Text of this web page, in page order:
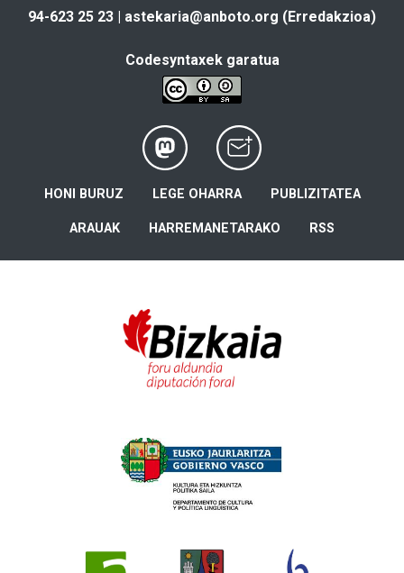
94-623 25 23 | astekaria@anboto.org (Erredakzioa)
Codesyntaxek garatua
HONI BURUZ LEGE OHARRA PUBLIZITATEA
ARAUAK HARREMANETARAKO RSS